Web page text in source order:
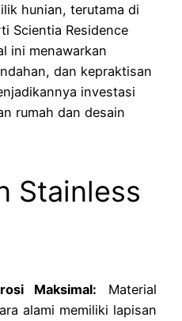
hunian, terutama di
Scientia Residence
ini menawarkan
dan kepraktisan
investasi
rumah dan desain
Stainless
Maksimal: Material
alami memiliki lapisan